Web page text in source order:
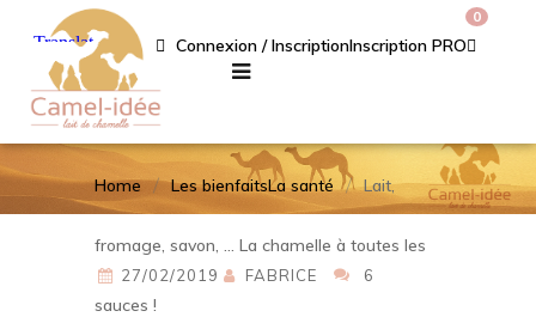
Connexion / InscriptionInscription PRO
0
Home Les bienfaitsLa santé Lait,
fromage, savon, … La chamelle à toutes les
sauces !
27/02/2019 FABRICE 6